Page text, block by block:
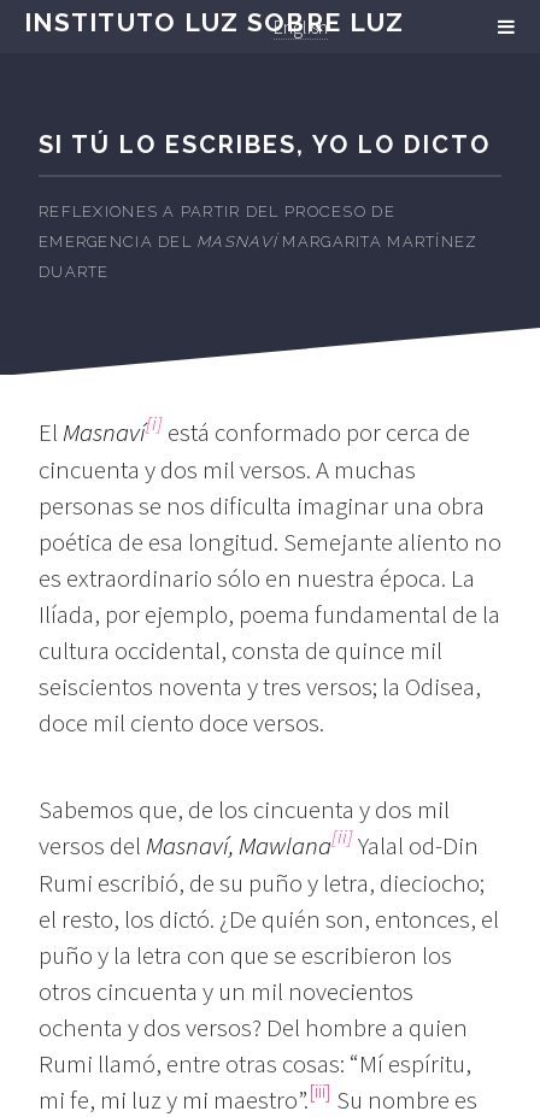
INSTITUTO LUZ SOBRE LUZ
English
SI TÚ LO ESCRIBES, YO LO DICTO
REFLEXIONES A PARTIR DEL PROCESO DE
EMERGENCIA DEL MASNAVÍ MARGARITA MARTÍNEZ
DUARTE
El Masnaví[i] está conformado por cerca de
cincuenta y dos mil versos. A muchas
personas se nos dificulta imaginar una obra
poética de esa longitud. Semejante aliento no
es extraordinario sólo en nuestra época. La
Ilíada, por ejemplo, poema fundamental de la
cultura occidental, consta de quince mil
seiscientos noventa y tres versos; la Odisea,
doce mil ciento doce versos.
Sabemos que, de los cincuenta y dos mil
versos del Masnaví, Mawlana[ii]Yalal od-Din
Rumi escribió, de su puño y letra, dieciocho;
el resto, los dictó. ¿De quién son, entonces, el
puño y la letra con que se escribieron los
otros cincuenta y un mil novecientos
ochenta y dos versos? Del hombre a quien
Rumi llamó, entre otras cosas: “Mí espíritu,
mi fe, mi luz y mi maestro”.[iii] Su nombre es